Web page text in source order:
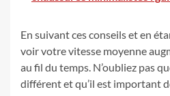
En suivant ces conseils et en
voir votre vitesse moyenne
au fil du temps. N’oubliez pas
différent et qu’il est important